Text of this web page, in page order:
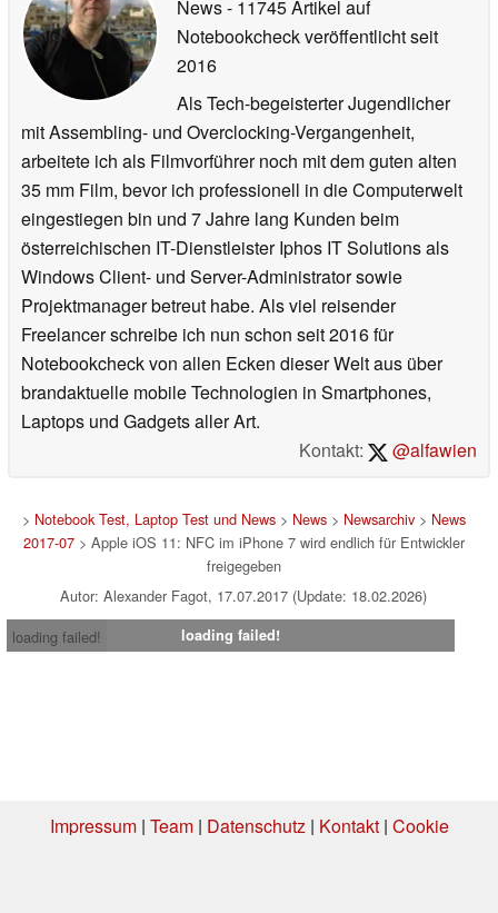
News- 11745 Artikel auf
Notebookcheck veröffentlichtseit
2016
Als Tech-begeisterter Jugendlicher
mit Assembling- und Overclocking-Vergangenheit,
arbeitete ich als Filmvorführer noch mit dem guten alten
35 mm Film, bevor ich professionell in die Computerwelt
eingestiegen bin und 7 Jahre lang Kunden beim
österreichischen IT-Dienstleister Iphos IT Solutions als
Windows Client- und Server-Administrator sowie
Projektmanager betreut habe. Als viel reisender
Freelancer schreibe ich nun schon seit 2016 für
Notebookcheck von allen Ecken dieser Welt aus über
brandaktuelle mobile Technologien in Smartphones,
Laptops und Gadgets aller Art.
Kontakt:
@alfawien
> Notebook Test, Laptop Test und News> News> Newsarchiv> News
2017-07> Apple iOS 11: NFC im iPhone 7 wird endlich für Entwickler
freigegeben
Autor: Alexander Fagot, 17.07.2017 (Update: 18.02.2026)
loading failed!
loading failed!
Impressum| Team| Datenschutz| Kontakt| Cookie